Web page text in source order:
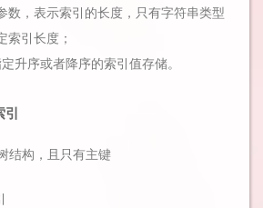
数，表示索引的长度，只有字符串类型
索引长度；
定升序或者降序的索引值存储。
引
结构，且只有主键